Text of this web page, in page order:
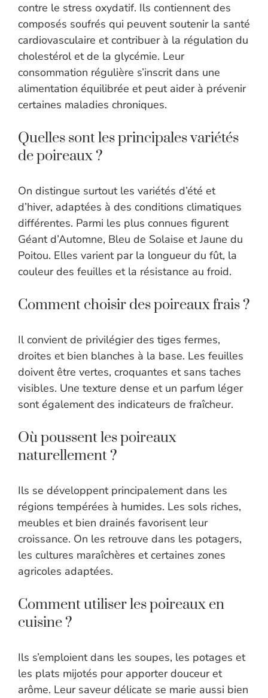
contre le stress oxydatif. Ils contiennent des
composés soufrés qui peuvent soutenir la santé
cardiovasculaire et contribuer à la régulation du
cholestérol et de la glycémie. Leur
consommation régulière s’inscrit dans une
alimentation équilibrée et peut aider à prévenir
certaines maladies chroniques.
Quelles sont les principales variétés
de poireaux ?
On distingue surtout les variétés d’été et
d’hiver, adaptées à des conditions climatiques
différentes. Parmi les plus connues figurent
Géant d’Automne, Bleu de Solaise et Jaune du
Poitou. Elles varient par la longueur du fût, la
couleur des feuilles et la résistance au froid.
Comment choisir des poireaux frais ?
Il convient de privilégier des tiges fermes,
droites et bien blanches à la base. Les feuilles
doivent être vertes, croquantes et sans taches
visibles. Une texture dense et un parfum léger
sont également des indicateurs de fraîcheur.
Où poussent les poireaux
naturellement ?
Ils se développent principalement dans les
régions tempérées à humides. Les sols riches,
meubles et bien drainés favorisent leur
croissance. On les retrouve dans les potagers,
les cultures maraîchères et certaines zones
agricoles adaptées.
Comment utiliser les poireaux en
cuisine ?
Ils s’emploient dans les soupes, les potages et
les plats mijotés pour apporter douceur et
arôme. Leur saveur délicate se marie aussi bien